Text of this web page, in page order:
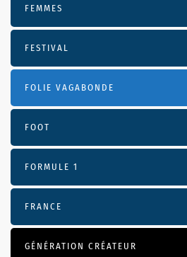
FEMMES
FESTIVAL
FOLIE VAGABONDE
FOOT
FORMULE 1
FRANCE
GÉNÉRATION CRÉATEUR